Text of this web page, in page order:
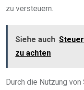
zu versteuern.
Siehe auch
zu achten
Durch die Nutzung